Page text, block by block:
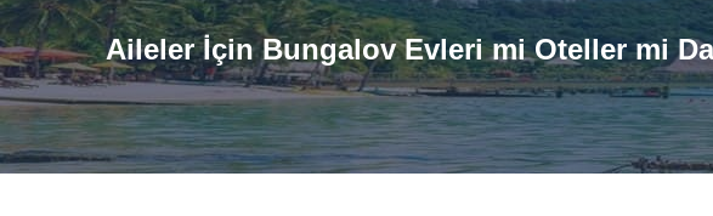
Aileler İçin Bungalov Evleri mi Oteller mi